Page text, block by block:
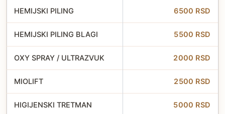
HEMIJSKI PILING 6500 RSD
HEMIJSKI PILING BLAGI 5500 RSD
OXY SPRAY / ULTRAZVUK 2000 RSD
MIOLIFT 2500 RSD
HIGIJENSKI TRETMAN 5000 RSD